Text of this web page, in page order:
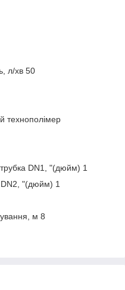
л/хв 50
технополімер
DN1, "(дюйм) 1
DN2, "(дюйм) 1
м 8